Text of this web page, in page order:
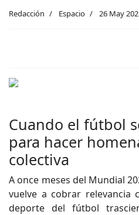
Redacción Espacio 26 May
Cuando el fútbol
para hacer
colectiva
A once meses del Mundial
vuelve a cobrar relevancia
deporte del fútbol